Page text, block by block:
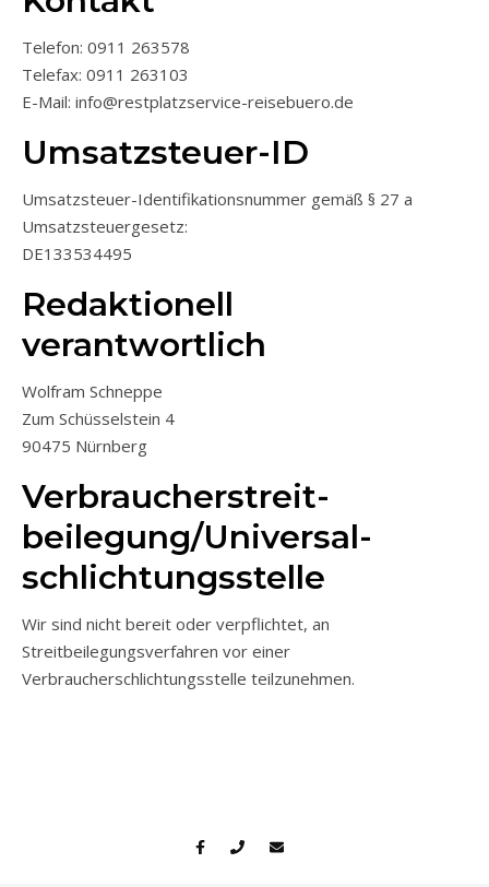
Telefon: 0911 263578
Telefax: 0911 263103
E-Mail: info@restplatzservice-reisebuero.de
Umsatzsteuer-ID
Umsatzsteuer-Identifikationsnummer gemäß § 27 a
Umsatzsteuergesetz:
DE133534495
Redaktionell
verantwortlich
Wolfram Schneppe
Zum Schüsselstein 4
90475 Nürnberg
Verbraucher­streit­
beilegung/Universal­
schlichtungs­stelle
Wir sind nicht bereit oder verpflichtet, an
Streitbeilegungsverfahren vor einer
Verbraucherschlichtungsstelle teilzunehmen.